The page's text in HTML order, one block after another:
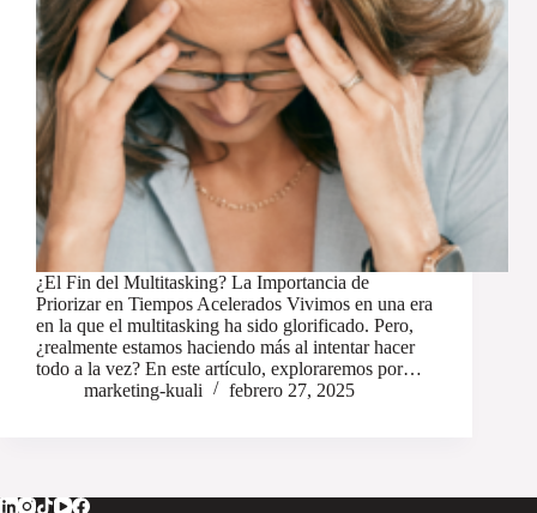
¿El Fin del Multitasking? La Importancia de
Priorizar en Tiempos Acelerados Vivimos en una era
en la que el multitasking ha sido glorificado. Pero,
¿realmente estamos haciendo más al intentar hacer
todo a la vez? En este artículo, exploraremos por…
marketing-kuali
febrero 27, 2025